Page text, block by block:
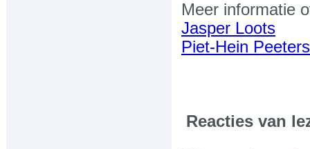
Meer informatie
Jasper Loots
Piet-Hein Peeters
Reacties van